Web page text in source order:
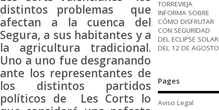
distintos problemas que
afectan a la cuenca del
Segura, a sus habitantes y a
la agricultura tradicional.
Uno a uno fue desgranando
ante los representantes de
los distintos partidos
políticos de Les Corts lo
TORREVIEJA
INFORMA SOBRE
CÓMO DISFRUTAR
CON SEGURIDAD
DEL ECLIPSE SOLAR
DEL 12 DE AGOSTO
Pages
Aviso Legal